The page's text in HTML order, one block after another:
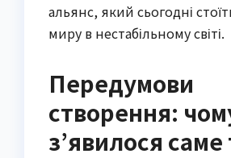
альянс, який сьогодні
миру в нестабільному світі.
Передумови
створення:
з’явилося саме